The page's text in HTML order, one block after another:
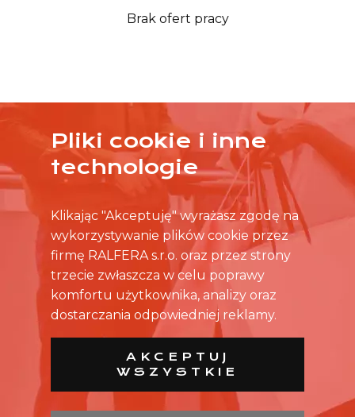
Brak ofert pracy
ŻADNA OFERTA CIĘ NIE ZAINTERESOWAŁA?
SKONTAKTUJ SIĘ BEZPOŚREDNIO ZE SKLEPEM.
Pliki cookie i inne
technologie
Klikając "Akceptuję" wyrażasz zgodę na
wykorzystywanie plików cookie przez
firmę RALFERA s.r.o. oraz przez strony
trzecie zwłaszcza w celu poprawy
komfortu użytkownika, analizy oraz
dostarczania odpowiedniej reklamy.
AKCEPTUJ
WSZYSTKIE